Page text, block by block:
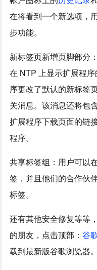
在将看到一个新选项，
步功能。
新标签页新增页脚部分
在 NTP 上显示扩展程
序更改了默认的新标签
关消息。该消息还将包
扩展程序下载页面的链
程序。
共享标签组：用户可以
签，并且他们的合作伙
标签。
还有其他安全修复等等
的朋友，点击顶部：谷
载到最新版谷歌浏览器。